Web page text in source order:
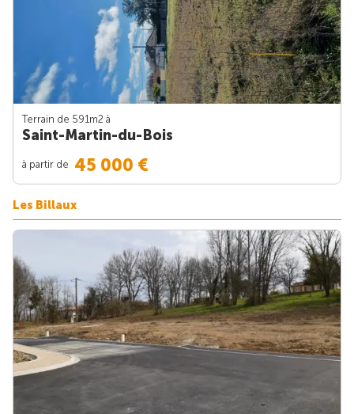
Terrain de 591m2 à
Saint-Martin-du-Bois
à partir de 45 000 €
Les Billaux